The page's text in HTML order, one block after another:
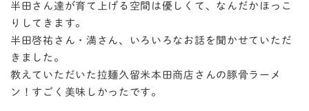
半田さん達が育て上げる空間は優しくて、なんだかほっこ
りしてきます。
半田啓祐さん・満さん、いろいろなお話を聞かせていただ
きました。
教えていただいた拉麺久留米本田商店さんの豚骨ラーメ
ン！すごく美味しかったです。